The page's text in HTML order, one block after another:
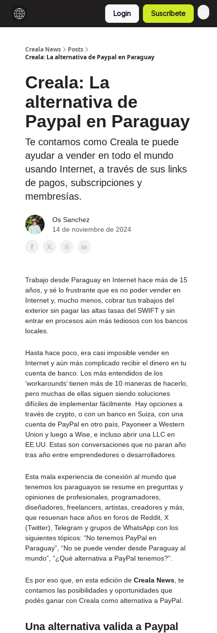
Login Suscríbete
Creala News
Posts
Creala: La alternativa de Paypal en Paraguay
Creala: La
alternativa de
Paypal en Paraguay
Te contamos como Creala te puede
ayudar a vender en todo el mundo
usando Internet, a través de sus links
de pagos, subscripciones y
membresías.
Os Sanchez
14 de noviembre de 2024
Trabajo desde Paraguay en Internet hace más de 15
años, y sé lo frustrante que es no poder vender en
Internet y, mucho menos, cobrar tus trabajos del
exterior sin pagar las altas tasas del SWIFT y sin
entrar en procesos aún más tediosos con los bancos
locales.
Hasta hace poco, era casi imposible vender en
Internet y aún más complicado recibir el dinero en tu
cuenta de banco. Los más entendidos de los
‘workarounds’ tienen más de 10 maneras de hacerlo,
pero muchas de ellas siguen siendo soluciones
difíciles de implementar fácilmente. Hay opciones a
través de crypto, o con un banco en Suiza, con una
cuenta de PayPal en otro país, Payoneer a Western
Union y luego a Wise, e incluso abrir una LLC en
EE.UU. Estas son conversaciones que no paran año
tras año entre emprendedores o desarrolladores.
Esta mala experiencia de conexión al mundo que
tenemos los paraguayos se resume en preguntas y
opiniones de profesionales, programadores,
diseñadores, freelancers, artistas, creadores y más,
que resuenan hace años en foros de Reddit, X
(Twitter), Telegram y grupos de WhatsApp con los
siguientes tópicos: “No tenemos PayPal en
Paraguay”, “No se puede vender desde Paraguay al
mundo”, “¿Qué alternativa a PayPal tenemos?”.
Es por eso que, en esta edición de Creala News , te
contamos las posibilidades y oportunidades que
podés ganar con Creala como alternativa a PayPal.
Una alternativa valida a Paypal